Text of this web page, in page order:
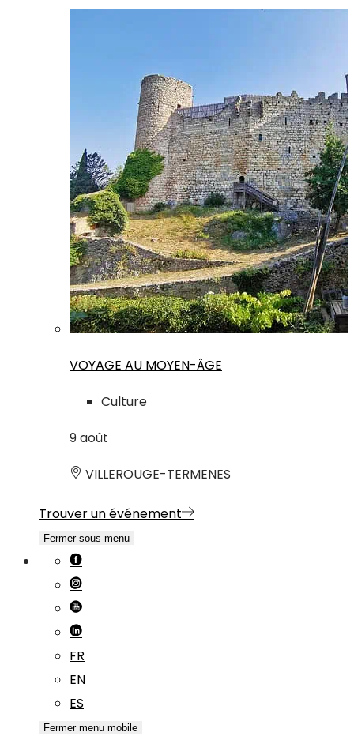
VOYAGE AU MOYEN-ÂGE
Culture
9août
VILLEROUGE-TERMENES
Trouver un événement
Fermer sous-menu
FR
EN
ES
Fermer menu mobile